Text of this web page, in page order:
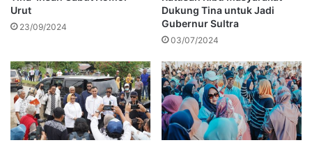
Urut
23/09/2024
Dukung Tina untuk Jadi
Gubernur Sultra
03/07/2024